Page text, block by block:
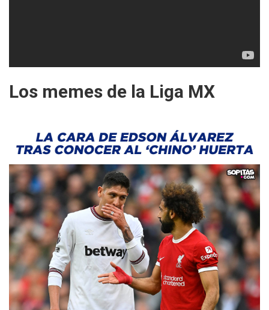
Los memes de la Liga MX